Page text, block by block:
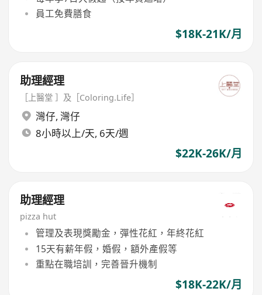
員工免費膳食
$18K-21K/月
助理經理
［上醫堂 ］及［Coloring.Life］
灣仔, 灣仔
8小時以上/天, 6天/週
$22K-26K/月
助理經理
pizza hut
管理及表現獎勵金，彈性花紅，年終花紅
15天有薪年假，婚假，額外產假等
重點在職培訓，完善晉升機制
$18K-22K/月